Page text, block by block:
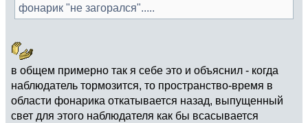
фонарик "не загорался".....
в общем примерно так я себе это и объяснил - когда
наблюдатель тормозится, то пространство-время в
области фонарика откатывается назад, выпущенный
свет для этого наблюдателя как бы всасывается